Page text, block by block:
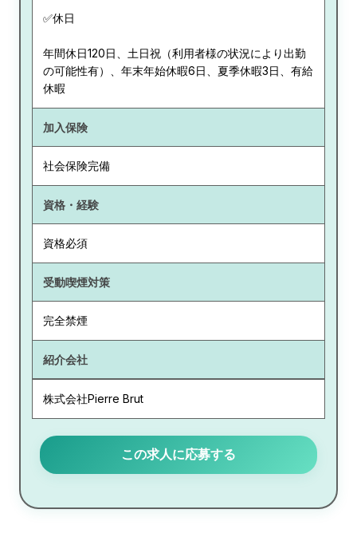
✅休日
年間休日120日、土日祝（利用者様の状況により出勤
の可能性有）、年末年始休暇6日、夏季休暇3日、有給
休暇
加入保険
社会保険完備
資格・経験
資格必須
受動喫煙対策
完全禁煙
紹介会社
株式会社Pierre Brut
この求人に応募する